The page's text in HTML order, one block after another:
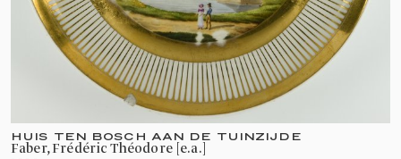
HUIS TEN BOSCH AAN DE TUINZIJDE
Faber, Frédéric Théodore [e.a.]